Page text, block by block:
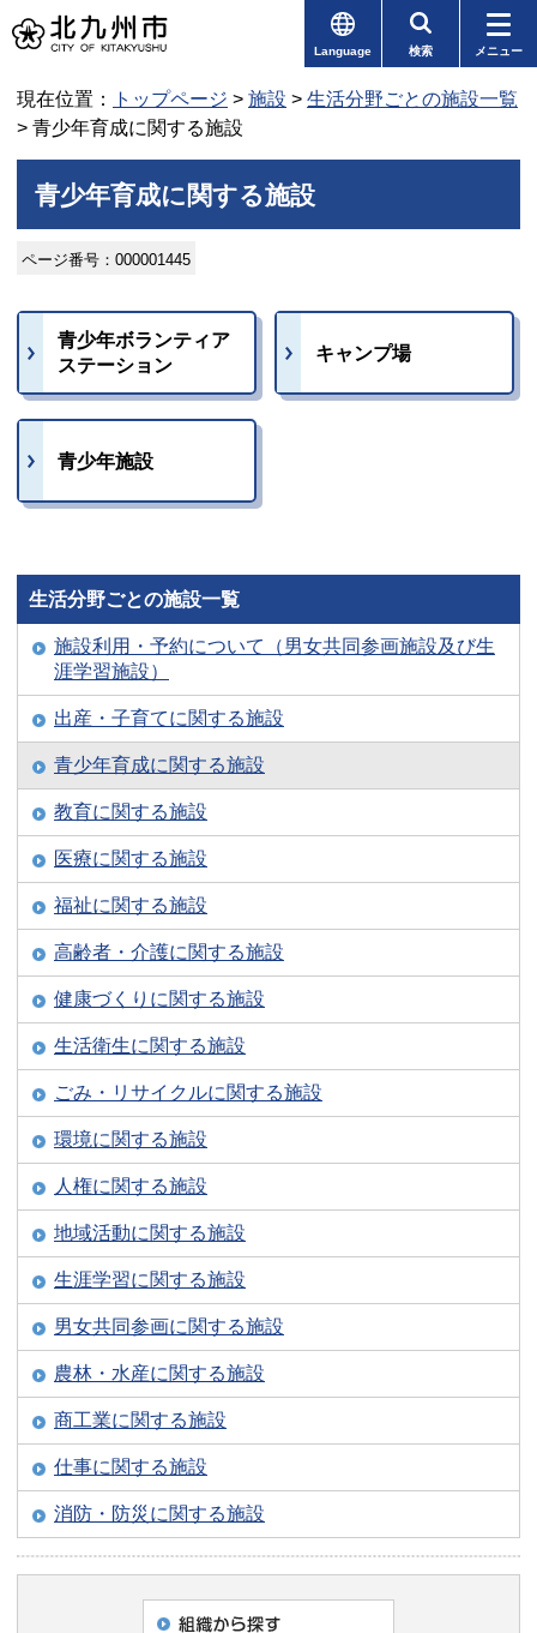
Language 検索 メニュー
現在位置： トップページ > 施設 > 生活分野ごとの施設一覧
> 青少年育成に関する施設
青少年育成に関する施設
ページ番号：000001445
青少年ボランティア
ステーション
キャンプ場
青少年施設
生活分野ごとの施設一覧
施設利用・予約について（男女共同参画施設及び生
涯学習施設）
出産・子育てに関する施設
青少年育成に関する施設
教育に関する施設
医療に関する施設
福祉に関する施設
高齢者・介護に関する施設
健康づくりに関する施設
生活衛生に関する施設
ごみ・リサイクルに関する施設
環境に関する施設
人権に関する施設
地域活動に関する施設
生涯学習に関する施設
男女共同参画に関する施設
農林・水産に関する施設
商工業に関する施設
仕事に関する施設
消防・防災に関する施設